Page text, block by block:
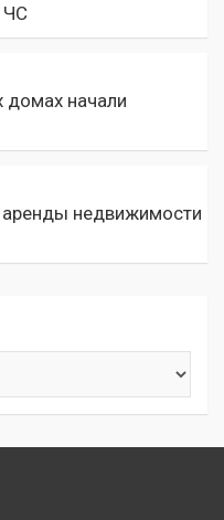
ЧС
домах начали
аренды недвижимости